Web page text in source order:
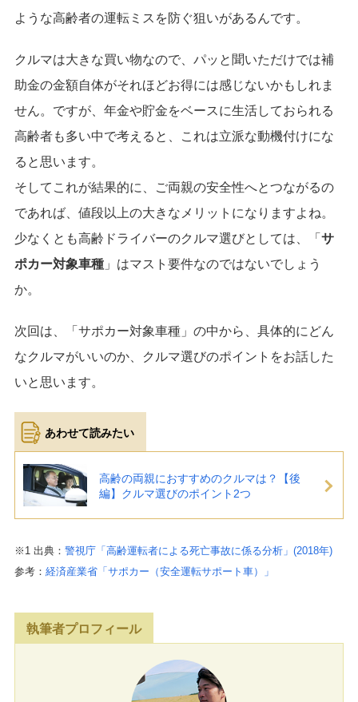
ような高齢者の運転ミスを防ぐ狙いがあるんです。
クルマは大きな買い物なので、パッと聞いただけでは補
助金の金額自体がそれほどお得には感じないかもしれま
せん。ですが、年金や貯金をベースに生活しておられる
高齢者も多い中で考えると、これは立派な動機付けにな
ると思います。
そしてこれが結果的に、ご両親の安全性へとつながるの
であれば、値段以上の大きなメリットになりますよね。
少なくとも高齢ドライバーのクルマ選びとしては、「 サ
ポカー対象車種 」はマスト要件なのではないでしょう
か。
次回は、「サポカー対象車種」の中から、具体的にどん
なクルマがいいのか、クルマ選びのポイントをお話した
いと思います。
高齢の両親におすすめのクルマは？【後
編】クルマ選びのポイント2つ
※1 出典： 警視庁「高齢運転者による死亡事故に係る分析」(2018年)
参考： 経済産業省「サポカー（安全運転サポート車）」
執筆者プロフィール